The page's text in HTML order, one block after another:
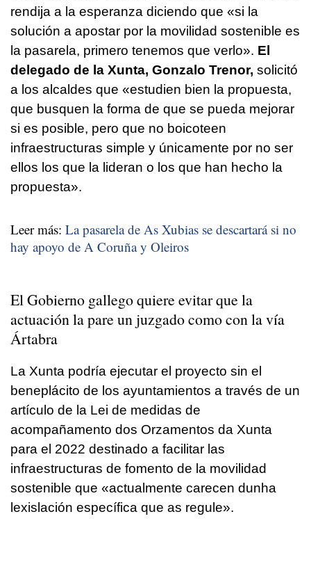
rendija a la esperanza diciendo que «si la
solución a apostar por la movilidad sostenible es
la pasarela, primero tenemos que verlo». El
delegado de la Xunta, Gonzalo Trenor, solicitó
a los alcaldes que «estudien bien la propuesta,
que busquen la forma de que se pueda mejorar
si es posible, pero que no boicoteen
infraestructuras simple y únicamente por no ser
ellos los que la lideran o los que han hecho la
propuesta».
Leer más: La pasarela de As Xubias se descartará si no
hay apoyo de A Coruña y Oleiros
El Gobierno gallego quiere evitar que la
actuación la pare un juzgado como con la vía
Ártabra
La Xunta podría ejecutar el proyecto sin el
beneplácito de los ayuntamientos a través de un
artículo de la Lei de medidas de
acompañamento dos Orzamentos da Xunta
para el 2022 destinado a facilitar las
infraestructuras de fomento de la movilidad
sostenible que «actualmente carecen dunha
lexislación específica que as regule».